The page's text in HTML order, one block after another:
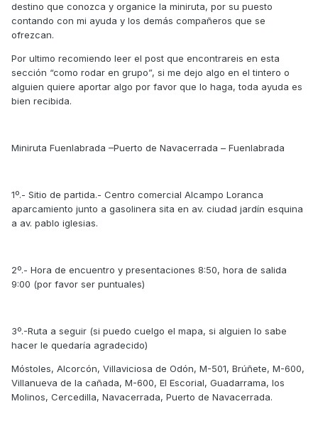
destino que conozca y organice la miniruta, por su puesto
contando con mi ayuda y los demás compañeros que se
ofrezcan.
Por ultimo recomiendo leer el post que encontrareis en esta
sección “como rodar en grupo”, si me dejo algo en el tintero o
alguien quiere aportar algo por favor que lo haga, toda ayuda es
bien recibida.
Miniruta Fuenlabrada –Puerto de Navacerrada – Fuenlabrada
1º.- Sitio de partida.- Centro comercial Alcampo Loranca
aparcamiento junto a gasolinera sita en av. ciudad jardín esquina
a av. pablo iglesias.
2º.- Hora de encuentro y presentaciones 8:50, hora de salida
9:00 (por favor ser puntuales)
3º.-Ruta a seguir (si puedo cuelgo el mapa, si alguien lo sabe
hacer le quedaría agradecido)
Móstoles, Alcorcón, Villaviciosa de Odón, M-501, Brúñete, M-600,
Villanueva de la cañada, M-600, El Escorial, Guadarrama, los
Molinos, Cercedilla, Navacerrada, Puerto de Navacerrada.